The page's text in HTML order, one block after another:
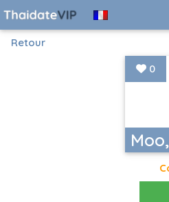
Retour
0